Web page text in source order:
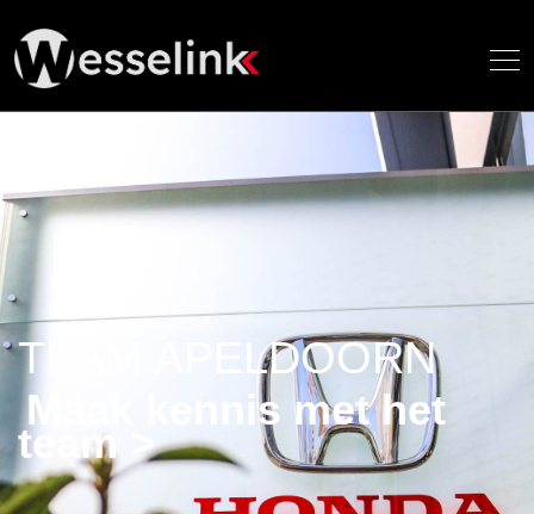
TEAM APELDOORN
Maak kennis met het
team >